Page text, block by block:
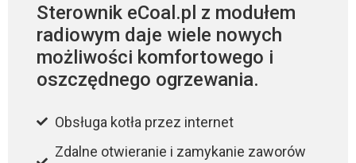
Sterownik eCoal.pl z modułem
radiowym daje wiele nowych
możliwości komfortowego i
oszczędnego ogrzewania.
Obsługa kotła przez internet
Zdalne otwieranie i zamykanie zaworów